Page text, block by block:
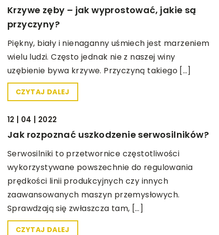
Krzywe zęby – jak wyprostować, jakie są
przyczyny?
Piękny, biały i nienaganny uśmiech jest marzeniem
wielu ludzi. Często jednak nie z naszej winy
uzębienie bywa krzywe. Przyczyną takiego […]
CZYTAJ DALEJ
12 | 04 | 2022
Jak rozpoznać uszkodzenie serwosilników?
Serwosilniki to przetwornice częstotliwości
wykorzystywane powszechnie do regulowania
prędkości linii produkcyjnych czy innych
zaawansowanych maszyn przemysłowych.
Sprawdzają się zwłaszcza tam, […]
CZYTAJ DALEJ